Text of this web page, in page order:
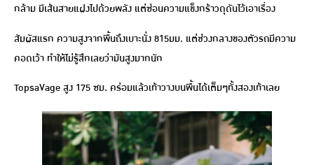
กล้าม มีเส้นสายแฝงไปด้วยพลัง แต่ซ่อนความแข็งกร้าวดุดันไว้เอาเรื่อง
สัมผัสแรก ความสูงจากพื้นถึงเบาะนั่ง 815มม. แต่ช่วงกลางของตัวรถมีความ
คอดเว้า ทำให้ไม่รู้สึกเลยว่ามันสูงมากนัก
TopsaVage สูง 175 ซม. คร่อมแล้วเท้าวางบนพื้นได้เต็มๆทั้งสองเท้าเลย